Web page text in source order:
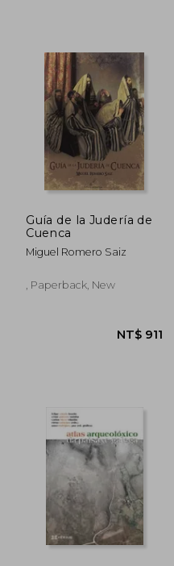
NT$ 1,741
NT$ 1,183
Guía de la Judería de
Cuenca
Miguel Romero Saiz
, Paperback, New